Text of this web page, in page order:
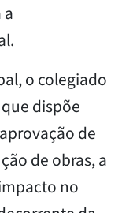
a
o colegiado
que dispõe
de
de obras, a
no